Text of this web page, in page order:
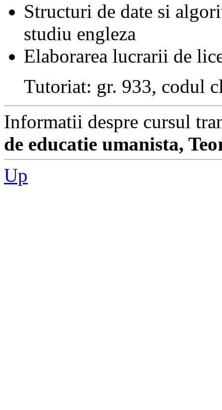
Structuri de date si
studiu engleza
Elaborarea lucrarii de
Tutoriat: gr. 933, codul
Informatii despre cursul
de educatie umanista,
Up